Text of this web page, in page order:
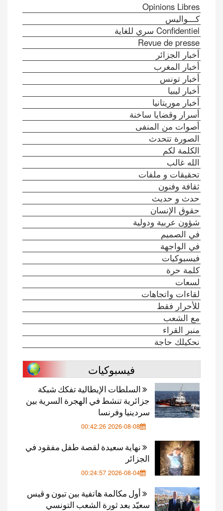
Opinions Libres
كـــواليس
Confidentiel سري للغاية
Revue de presse
أخبار الجزائر
أخبار المغرب
أخبار تونس
أخبار ليبيا
أخبار موريتانيا
أسرار وقضايا ساخنة
أصوات من المنفى
الصورة تتحدث
الكلمة لكم
الله غالب
تحقيقات و ملفات
ثقافة وفنون
حدث و حديث
حقوق الإنسان
شؤون عربية ودولية
في الصميم
في الواجهة
فيسبوكيات
كلمة حرة
لسعات
لقاءات واتجاهات
للأحرار فقط
مع الشعب
منبر القراء
نحكيلك حاجة
فيسبوكيات
السلطات الإيطالية تفكك شبكة
جزائرية تنشط في الهجرة السرية بين
سردينيا وفرنسا
2026-08-08 00:42:26
نهاية سعيدة لقصة طفل مفقود في
الجزائر
2026-08-04 00:24:57
أول مكالمة هاتفية بين تبون و قيس
سعيّد بعد ثورة الشعب التونسي